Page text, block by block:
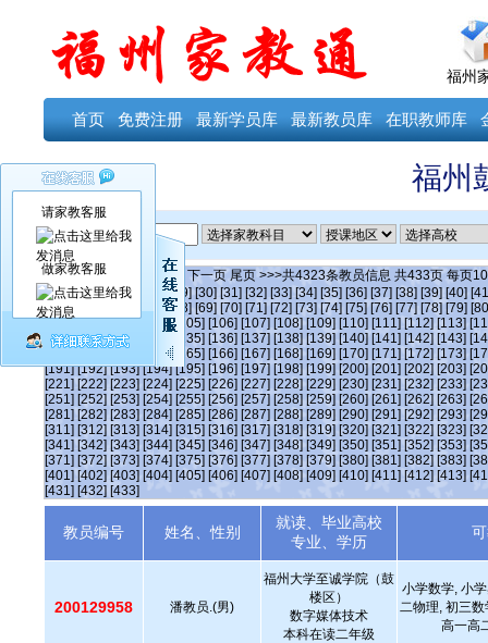
福州
首页 免费注册 最新学员库 最新教员库 在职教师库
福州
ID
当前第13页 上一页 下一页 尾页 >>>共4323条教员信息 共433页 每页10
[24] [25] [26] [27] [28] [29] [30] [31] [32] [33] [34] [35] [36] [37] [38] [39] [40]
[63] [64] [67] [68] [69] [70] [71] [72] [73] [74] [75] [76] [77] [78] [79]
[101] [102] [103] [104] [105] [106] [107] [108] [109] [110] [111] [112] [113]
[131] [132] [133] [135] [136] [137] [138] [139] [140] [141] [142] [143]
[164] [165] [166] [167] [168] [169] [170] [171] [172] [173]
[191] [192] [193] [194] [195] [196] [197] [198] [199] [200] [201] [202] [203]
[221] [222] [223] [224] [225] [226] [227] [228] [229] [230] [231] [232] [233]
[251] [252] [253] [254] [255] [256] [257] [258] [259] [260] [261] [262] [263]
[281] [282] [283] [284] [285] [286] [287] [288] [289] [290] [291] [292] [293]
[311] [312] [313] [314] [315] [316] [317] [318] [319] [320] [321] [322] [323]
[341] [342] [343] [344] [345] [346] [347] [348] [349] [350] [351] [352] [353]
[371] [372] [373] [374] [375] [376] [377] [378] [379] [380] [381] [382] [383]
[401] [402] [403] [404] [405] [406] [407] [408] [409] [410] [411] [412] [413]
[431] [432] [433]
教员编号 姓名、性别
就读、毕业高校
专业、学历
200129958 潘教员.(男)
福州大学至诚学院（鼓
楼区）
数字媒体技术
本科在读二年级
小学数学, 小
二物理, 初三
高一高
请家教客服
做家教客服